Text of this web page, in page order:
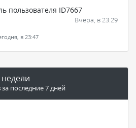
пользователя ID7667
Вчера, в 23:29
в 23:47
последние 7 дней